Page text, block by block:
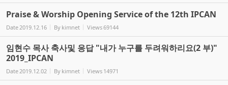
Praise & Worship Opening Service of the 12th IPCAN
Date 2019.12.16 By kimnet Views69144
임현수 목사 축사및 응답 "내가 누구를 두려워하리요(2 부)"
2019_IPCAN
Date 2019.12.02 By kimnet Views 14971